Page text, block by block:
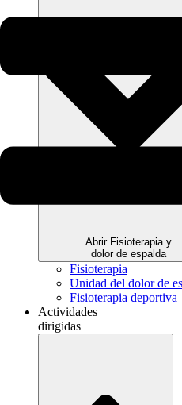
Abrir Fisioterapia y
dolor de espalda
Fisioterapia
Unidad del dolor de
Fisioterapia deportiva
Actividades
dirigidas